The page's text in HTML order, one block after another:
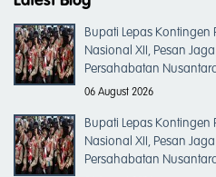
Bupati Lepas Kontingen
Nasional XII, Pesan
Persahabatan
06 August 2026
Bupati Lepas Kontingen
Nasional XII, Pesan
Persahabatan